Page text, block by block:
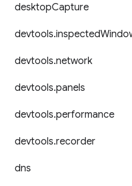
desktopCapture
devtools.inspected
devtools.network
devtools.panels
devtools.performance
devtools.recorder
dns